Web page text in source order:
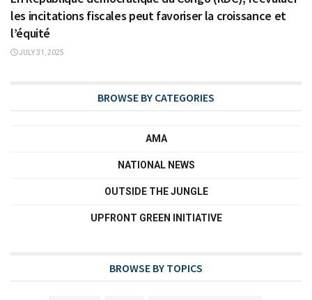
les incitations fiscales peut favoriser la croissance et
l’équité
JULY 31, 2025
BROWSE BY CATEGORIES
AMA
NATIONAL NEWS
OUTSIDE THE JUNGLE
UPFRONT GREEN INITIATIVE
BROWSE BY TOPICS